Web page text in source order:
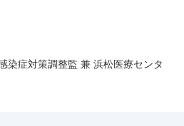
染症対策調整監 兼 浜松医療センタ